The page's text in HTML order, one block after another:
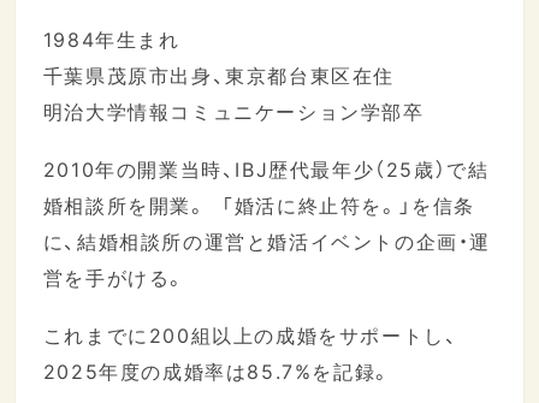
1984年生まれ
千葉県茂原市出身、東京都台東区在住
明治大学情報コミュニケーション学部卒
2010年の開業当時、IBJ歴代最年少（25歳）で結
婚相談所を開業。 「婚活に終止符を。」を信条
に、結婚相談所の運営と婚活イベントの企画・運
営を手がける。
これまでに200組以上の成婚をサポートし、
2025年度の成婚率は85.7%を記録。